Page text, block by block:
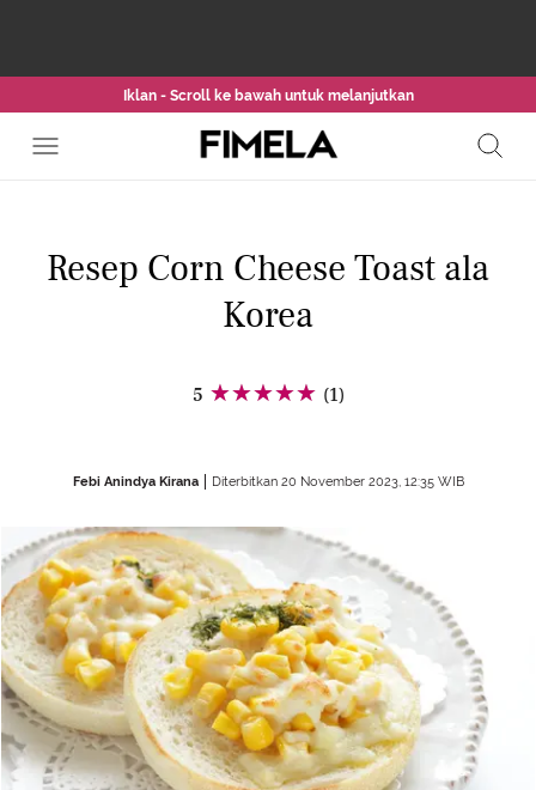
Iklan - Scroll ke bawah untuk melanjutkan
Resep Corn Cheese Toast ala
Korea
5 (1)
Febi Anindya Kirana Diterbitkan 20 November 2023, 12:35 WIB